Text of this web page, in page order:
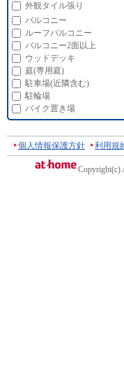
外観タイル張り
バルコニー
ルーフバルコニー
バルコニー2面以上
ウッドデッキ
庭(専用庭)
駐車場(近隣含む)
駐輪場
バイク置き場
個人情報保護方針 利用規
Copyright(c)